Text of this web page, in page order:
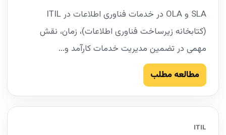
SLA و OLA در خدمات فناوری اطلاعات در ITIL
(کتابخانه زیرساخت فناوری اطلاعات)، زمان، نقش
مهمی در تضمین مدیریت خدمات کارآمد و...
مطالعه مطلب
ITIL